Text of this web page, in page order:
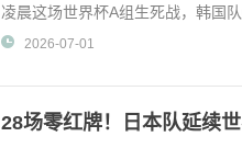
凌晨这场世界杯A组生死战，韩国
出线主动权拱手相让。
2026-07-01
28场零红牌！日本队延续